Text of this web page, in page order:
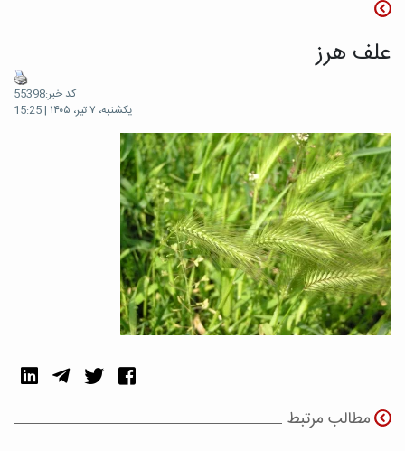
علف هرز
کد خبر:55398
یکشنبه، ۷ تیر، ۱۴۰۵ | 15:25
مطالب مرتبط